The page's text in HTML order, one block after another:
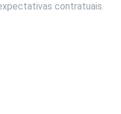
contratuais.